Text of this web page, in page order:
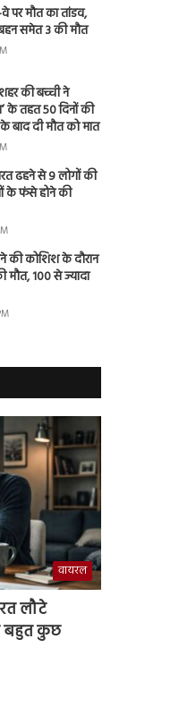
पर मौत का तांडव,
समेत 3 की मौत
की बच्ची ने
के तहत 50 दिनों की
बाद दी मौत को मात
ढहने से 9 लोगों की
के फंसे होने की
की कोशिश के दौरान
मौत, 100 से ज्यादा
वायरल
लौटे
बहुत कुछ